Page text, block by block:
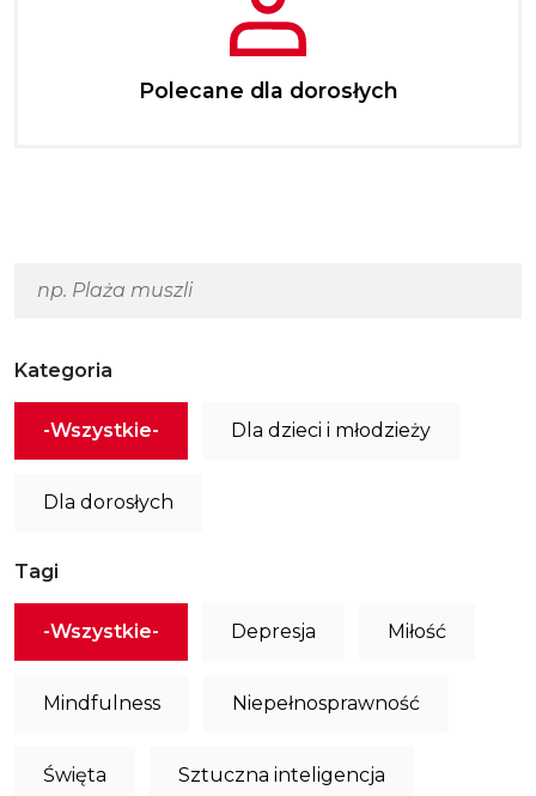
Polecane dla dorosłych
Kategoria
-Wszystkie- Dla dzieci i młodzieży
Dla dorosłych
Tagi
-Wszystkie- Depresja Miłość
Mindfulness Niepełnosprawność
Święta Sztuczna inteligencja